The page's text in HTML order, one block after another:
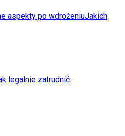
aspekty po wdrożeniuJakich
legalnie zatrudnić